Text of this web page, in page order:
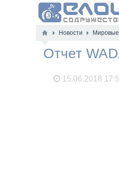
Новости Мировые
Отчет
15.06.2018